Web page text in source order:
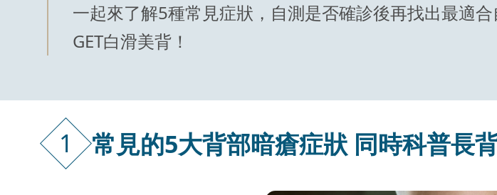
一起來了解5種常見症狀，自測是否確診後再找出最適
GET白滑美背！
1 常見的5大背部暗瘡症狀 同時科普長